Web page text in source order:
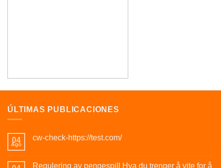
ÚLTIMAS PUBLICACIONES
04
Ago
cw-check-https://test.com/
Regulering av pengespill Hva du trenger å vite for å